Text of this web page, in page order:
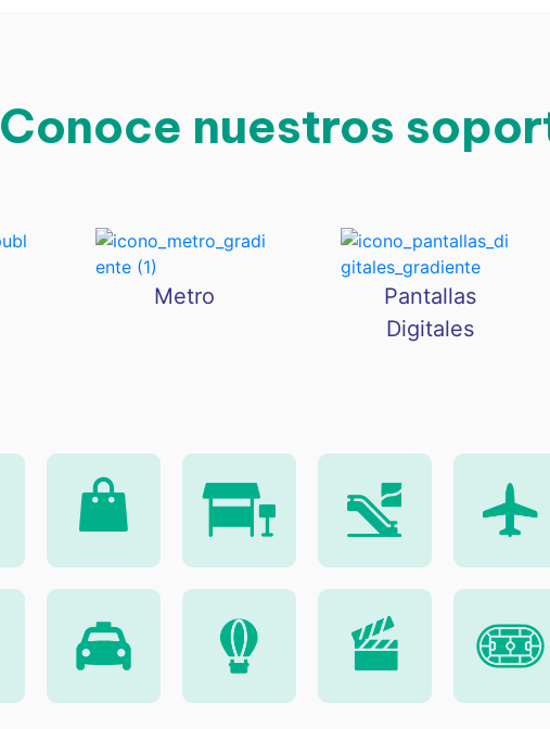
Conoce nuestros
Metro
Pantallas
Digitales